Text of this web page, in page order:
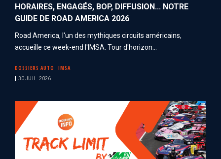
HORAIRES, ENGAGÉS, BOP, DIFFUSION... NOTRE
GUIDE DE ROAD AMERICA 2026
Road America, l'un des mythiques circuits américains,
accueille ce week-end l'IMSA. Tour d'horizon...
DOSSIERS AUTO IMSA
30 JUIL. 2026